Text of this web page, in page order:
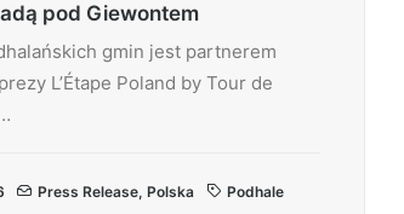
pod Giewontem
gmin jest partnerem
L’Étape Poland by Tour de
Press Release, Polska Podhale